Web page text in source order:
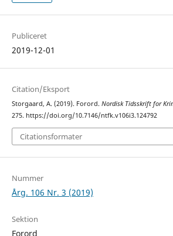
Publiceret
2019-12-01
Citation/Eksport
Storgaard, A. (2019). Forord. Nordisk Tidsskrift for
275. https://doi.org/10.7146/ntfk.v106i3.124792
Citationsformater
Nummer
Årg. 106 Nr. 3 (2019)
Sektion
Forord